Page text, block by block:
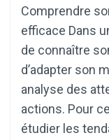
Comprendre
efficace Dans
de connaître
d’adapter son
analyse des
actions. Pour
étudier les